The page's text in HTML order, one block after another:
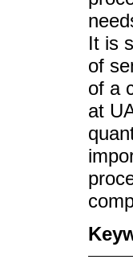
It is
of
of a
at